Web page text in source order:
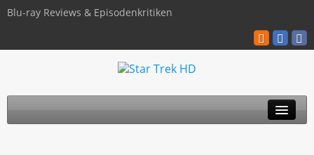
Blu-ray Reviews & Episodenkritiken